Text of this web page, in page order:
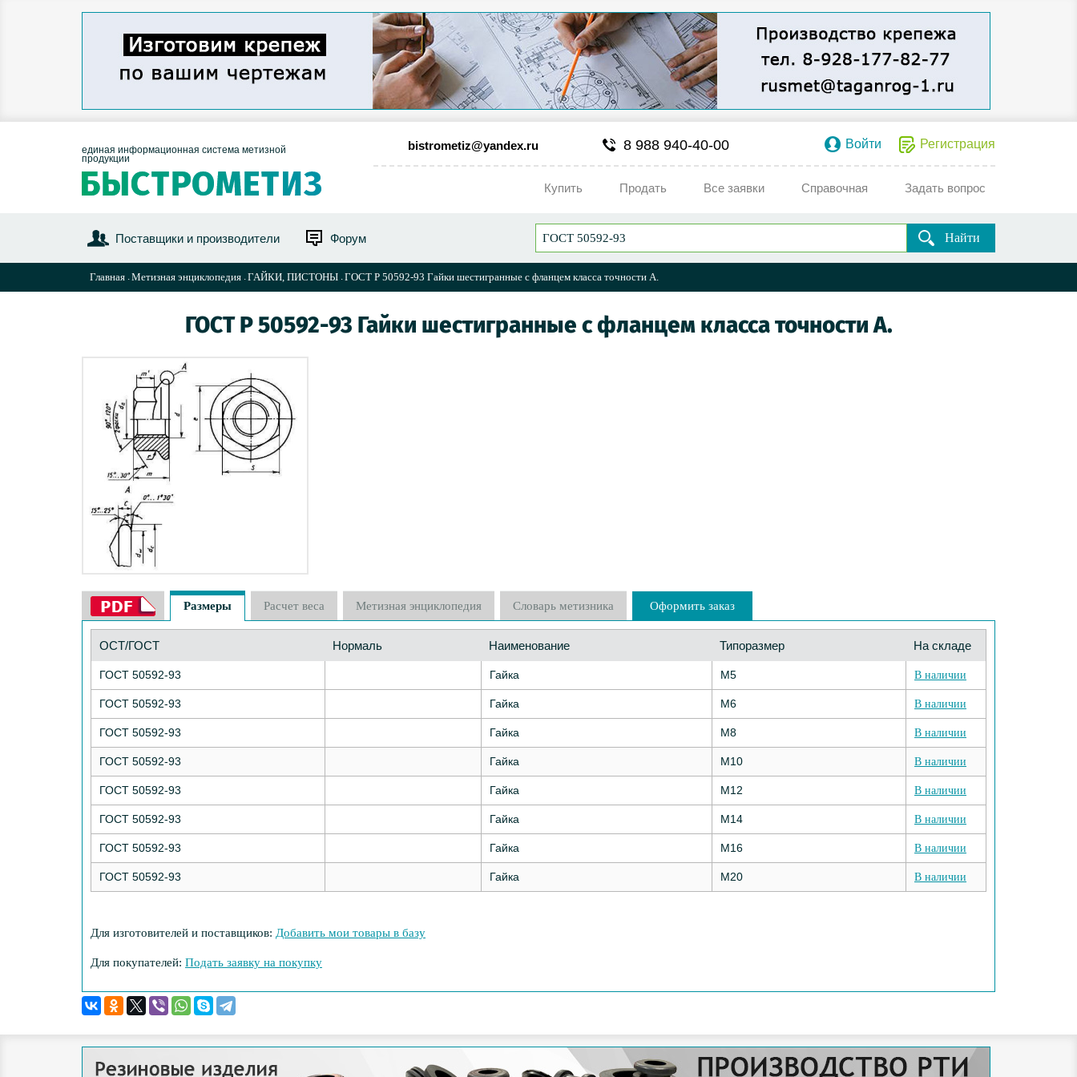
единая информационная система метизной
продукции
bistrometiz@yandex.ru 8 988 940-40-00 Войти Регистрация
Купить Продать Все заявки Справочная Задать вопрос
Поставщики и производители Форум Найти
Главная Метизная энциклопедия ГАЙКИ, ПИСТОНЫ ГОСТ Р 50592-93 Гайки шестигранные с фланцем класса точности А.
ГОСТ Р 50592-93 Гайки шестигранные с фланцем класса точности А.
Размеры Расчет веса Метизная энциклопедия Словарь метизника Оформить заказ
ОСТ/ГОСТ Нормаль Наименование Типоразмер На складе
ГОСТ 50592-93 Гайка М5 В наличии
ГОСТ 50592-93 Гайка М6 В наличии
ГОСТ 50592-93 Гайка М8 В наличии
ГОСТ 50592-93 Гайка М10 В наличии
ГОСТ 50592-93 Гайка М12 В наличии
ГОСТ 50592-93 Гайка М14 В наличии
ГОСТ 50592-93 Гайка М16 В наличии
ГОСТ 50592-93 Гайка М20 В наличии
Для изготовителей и поставщиков: Добавить мои товары в базу
Для покупателей: Подать заявку на покупку